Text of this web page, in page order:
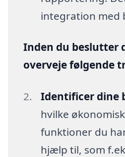
integration med
Inden du beslutter
overveje følgende
Identificer dine
hvilke
funktioner du
hjælp til, som